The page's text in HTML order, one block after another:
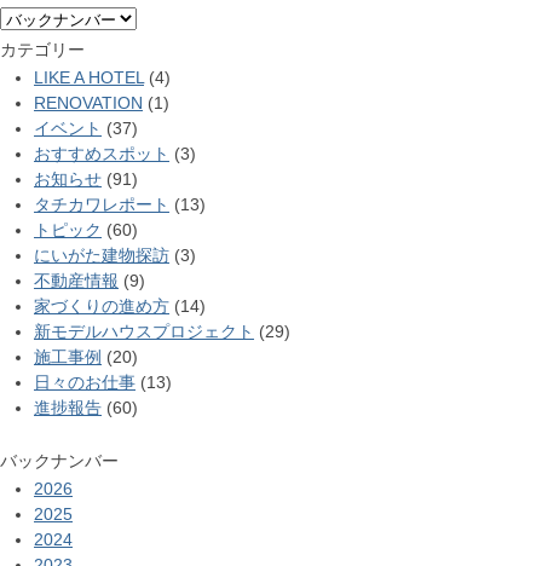
カテゴリー
LIKE A HOTEL (4)
RENOVATION (1)
イベント (37)
おすすめスポット (3)
お知らせ (91)
タチカワレポート (13)
トピック (60)
にいがた建物探訪 (3)
不動産情報 (9)
家づくりの進め方 (14)
新モデルハウスプロジェクト (29)
施工事例 (20)
日々のお仕事 (13)
進捗報告 (60)
バックナンバー
2026
2025
2024